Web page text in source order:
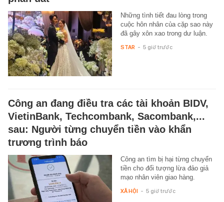
Những tình tiết đau lòng trong
cuộc hôn nhân của cặp sao này
đã gây xôn xao trong dư luận.
STAR - 5 giờ trước
Công an đang điều tra các tài khoản BIDV,
VietinBank, Techcombank, Sacombank,...
sau: Người từng chuyển tiền vào khẩn
trương trình báo
Công an tìm bị hại từng chuyển
tiền cho đối tượng lừa đảo giả
mạo nhân viên giao hàng.
XÃ HỘI - 5 giờ trước